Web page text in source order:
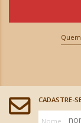
CADASTRE-
Nome